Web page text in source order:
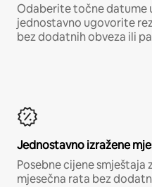
Odaberite točne datume
jednostavno ugovorite
bez dodatnih obveza ili
Jednostavno izražene
Posebne cijene smještaja
mjesečna rata bez